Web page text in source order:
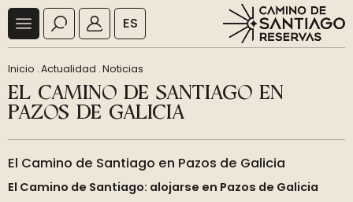
ES
Inicio .Actualidad .Noticias
EL CAMINO DE SANTIAGO EN
PAZOS DE GALICIA
El Camino de Santiago en Pazos de Galicia
El Camino de Santiago: alojarse en Pazos de Galicia